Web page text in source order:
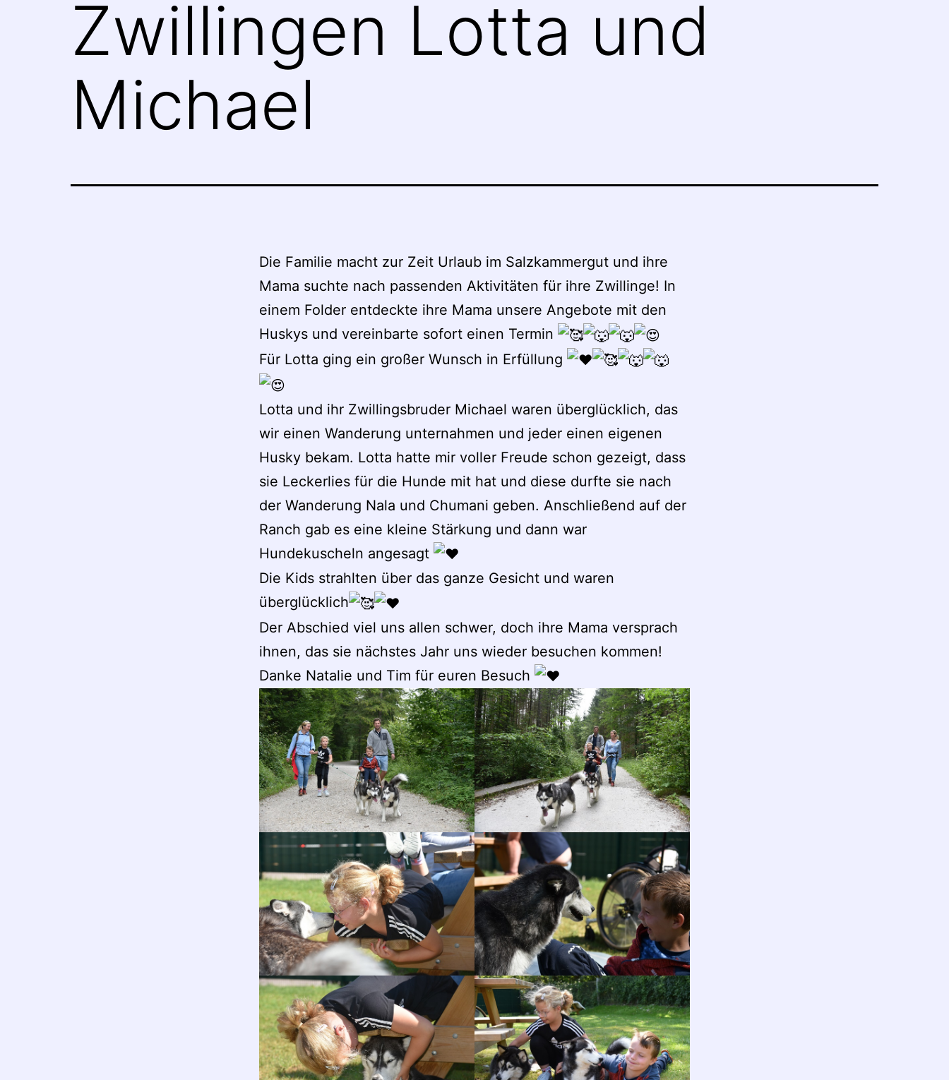
Zwillingen Lotta und
Michael
Die Familie macht zur Zeit Urlaub im Salzkammergut und ihre
Mama suchte nach passenden Aktivitäten für ihre Zwillinge! In
einem Folder entdeckte ihre Mama unsere Angebote mit den
Huskys und vereinbarte sofort einen Termin
Für Lotta ging ein großer Wunsch in Erfüllung
Lotta und ihr Zwillingsbruder Michael waren überglücklich, das
wir einen Wanderung unternahmen und jeder einen eigenen
Husky bekam. Lotta hatte mir voller Freude schon gezeigt, dass
sie Leckerlies für die Hunde mit hat und diese durfte sie nach
der Wanderung Nala und Chumani geben. Anschließend auf der
Ranch gab es eine kleine Stärkung und dann war
Hundekuscheln angesagt
Die Kids strahlten über das ganze Gesicht und waren
überglücklich
Der Abschied viel uns allen schwer, doch ihre Mama versprach
ihnen, das sie nächstes Jahr uns wieder besuchen kommen!
Danke Natalie und Tim für euren Besuch